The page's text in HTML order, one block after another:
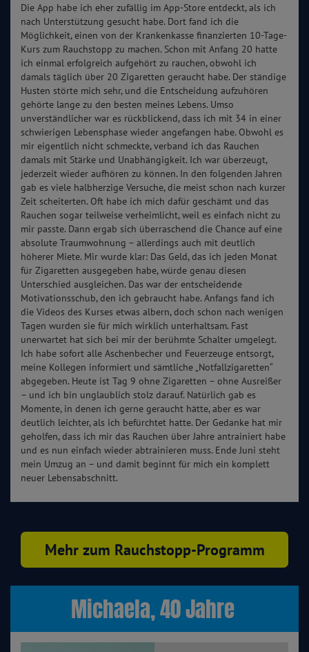
Die App habe ich eher zufällig im App-Store entdeckt, als ich
nach Unterstützung gesucht habe. Dort fand ich die
Möglichkeit, einen von der Krankenkasse finanzierten 10-Tage-
Kurs zum Rauchstopp zu machen. Schon mit Anfang 20 hatte
ich einmal erfolgreich aufgehört zu rauchen, obwohl ich
damals täglich über 20 Zigaretten geraucht habe. Der ständige
Husten störte mich sehr, und die Entscheidung aufzuhören
gehörte lange zu den besten meines Lebens. Umso
unverständlicher war es rückblickend, dass ich mit 34 in einer
schwierigen Lebensphase wieder angefangen habe. Obwohl es
mir eigentlich nicht schmeckte, verband ich das Rauchen
damals mit Stärke und Unabhängigkeit. Ich war überzeugt,
jederzeit wieder aufhören zu können. In den folgenden Jahren
gab es viele halbherzige Versuche, die meist schon nach kurzer
Zeit scheiterten. Oft habe ich mich dafür geschämt und das
Rauchen sogar teilweise verheimlicht, weil es einfach nicht zu
mir passte. Dann ergab sich überraschend die Chance auf eine
absolute Traumwohnung – allerdings auch mit deutlich
höherer Miete. Mir wurde klar: Das Geld, das ich jeden Monat
für Zigaretten ausgegeben habe, würde genau diesen
Unterschied ausgleichen. Das war der entscheidende
Motivationsschub, den ich gebraucht habe. Anfangs fand ich
die Videos des Kurses etwas albern, doch schon nach wenigen
Tagen wurden sie für mich wirklich unterhaltsam. Fast
unerwartet hat sich bei mir der berühmte Schalter umgelegt.
Ich habe sofort alle Aschenbecher und Feuerzeuge entsorgt,
meine Kollegen informiert und sämtliche „Notfallzigaretten“
abgegeben. Heute ist Tag 9 ohne Zigaretten – ohne Ausreißer
– und ich bin unglaublich stolz darauf. Natürlich gab es
Momente, in denen ich gerne geraucht hätte, aber es war
deutlich leichter, als ich befürchtet hatte. Der Gedanke hat mir
geholfen, dass ich mir das Rauchen über Jahre antrainiert habe
und es nun einfach wieder abtrainieren muss. Ende Juni steht
mein Umzug an – und damit beginnt für mich ein komplett
neuer Lebensabschnitt.
Mehr zum Rauchstopp-Programm
Michaela, 40 Jahre